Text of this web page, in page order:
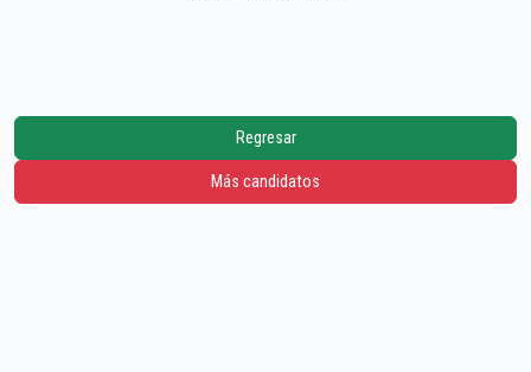
Regresar
Más candidatos